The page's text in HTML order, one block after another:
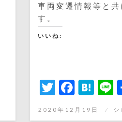
車両変遷情報等と
す。
いいね:
Twitter
投
2020年12月19日 シ